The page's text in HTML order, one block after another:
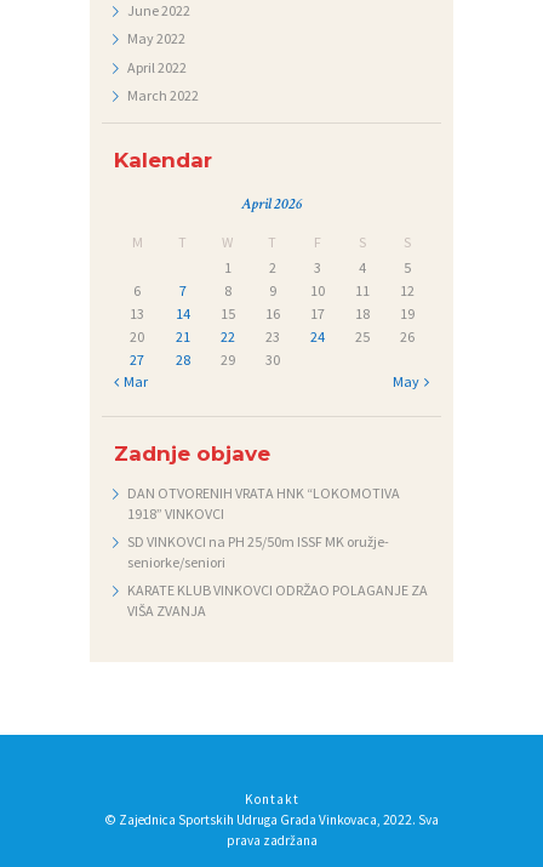
June2022
May2022
April 2022
March 2022
Kalendar
April 2026
M T W T F S
S
1
2 3 4
5
6
7 8 9 10 11
12
13
14 15 16 17 18
19
20
21 22 23 24 25
26
27
28 29
30
« Mar
May »
Zadnje objave
DAN OTVORENIH VRATA HNK “LOKOMOTIVA
1918” VINKOVCI
SD VINKOVCI na PH 25/50m ISSF MK oružje-
seniorke/seniori
KARATE KLUB VINKOVCI ODRŽAO POLAGANJE ZA
VIŠA ZVANJA
Kontakt
© Zajednica Sportskih Udruga Grada Vinkovaca, 2022. Sva
prava zadržana